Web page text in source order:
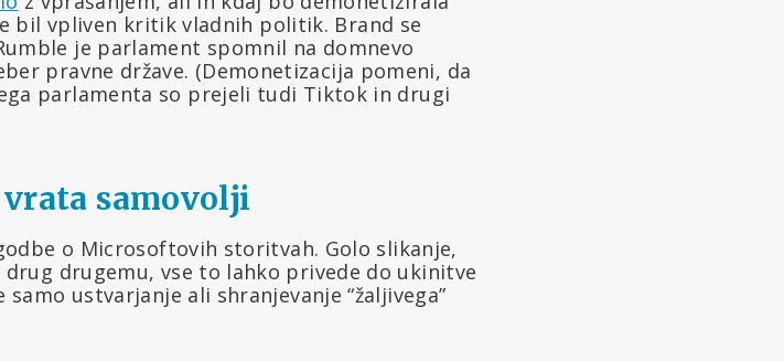
bil vpliven kritik vladnih politik. Brand se
je parlament spomnil na domnevo
pravne države. (Demonetizacija pomeni, da
parlamenta so prejeli tudi Tiktok in drugi
samovolji
o Microsoftovih storitvah. Golo slikanje,
drugemu, vse to lahko privede do ukinitve
ustvarjanje ali shranjevanje “žaljivega”